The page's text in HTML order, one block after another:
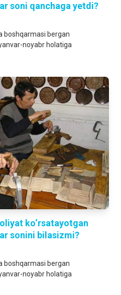
soni qanchaga yetdi?
boshqarmasi bergan
noyabr holatiga
ko‘rsatayotgan
sonini bilasizmi?
boshqarmasi bergan
noyabr holatiga